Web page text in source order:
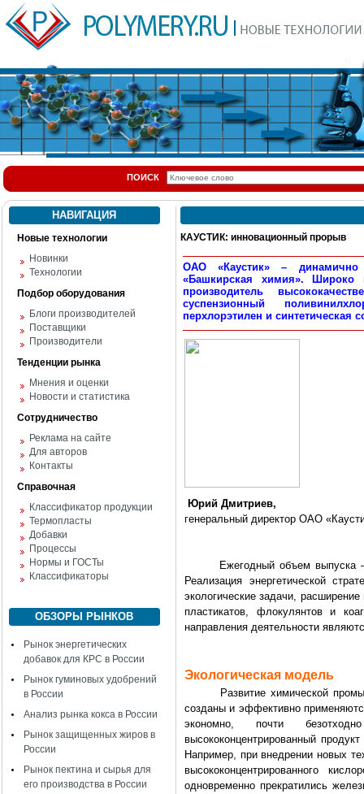
ПОИСК
НАВИГАЦИЯ
Новые технологии
Новинки
Технологии
Подбор оборудования
Блоги производителей
Поставщики
Производители
Тенденции рынка
Мнения и оценки
Новости и статистика
Сотрудничество
Реклама на сайте
Для авторов
Контакты
Справочная
Классификатор продукции
Термопласты
Добавки
Процессы
Нормы и ГОСТы
Классификаторы
ОБЗОРЫ РЫНКОВ
Рынок энергетических
добавок для КРС в России
Рынок гуминовых удобрений
в России
Анализ рынка кокса в России
Рынок защищенных жиров в
России
Рынок пектина и сырья для
его производства в России
КАУСТИК: инновационный прорыв
ОАО «Каустик» – динамично
«Башкирская химия». Широко
производитель
суспензионный
перхлорэтилен и синтетическая
Юрий Дмитриев,
генеральный директор ОАО
Ежегодный объем выпуска –
Реализация энергетической
экологические задачи,
пластикатов, флокулянтов и
направления деятельности
Экологическая модель
Развитие химической
созданы и эффективно
экономно, почти
высококонцентрированный
Например, при внедрении новых
высококонцентрированного
одновременно прекратились